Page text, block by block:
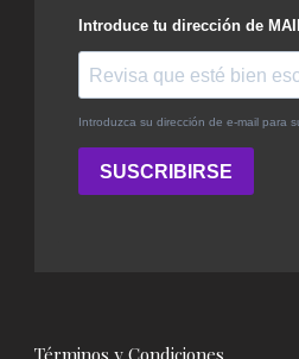
Términos y Condiciones